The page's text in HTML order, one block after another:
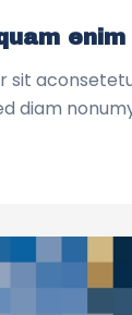
enim
sit
diam